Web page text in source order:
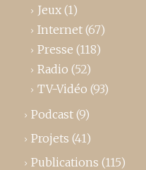
Jeux (1)
Internet (67)
Presse (118)
Radio (52)
TV-Vidéo (93)
Podcast (9)
Projets (41)
Publications (115)